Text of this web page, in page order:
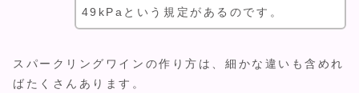
49kPaという規定があるのです。
スパークリングワインの作り方は、細かな違いも含めれ
ばたくさんあります。